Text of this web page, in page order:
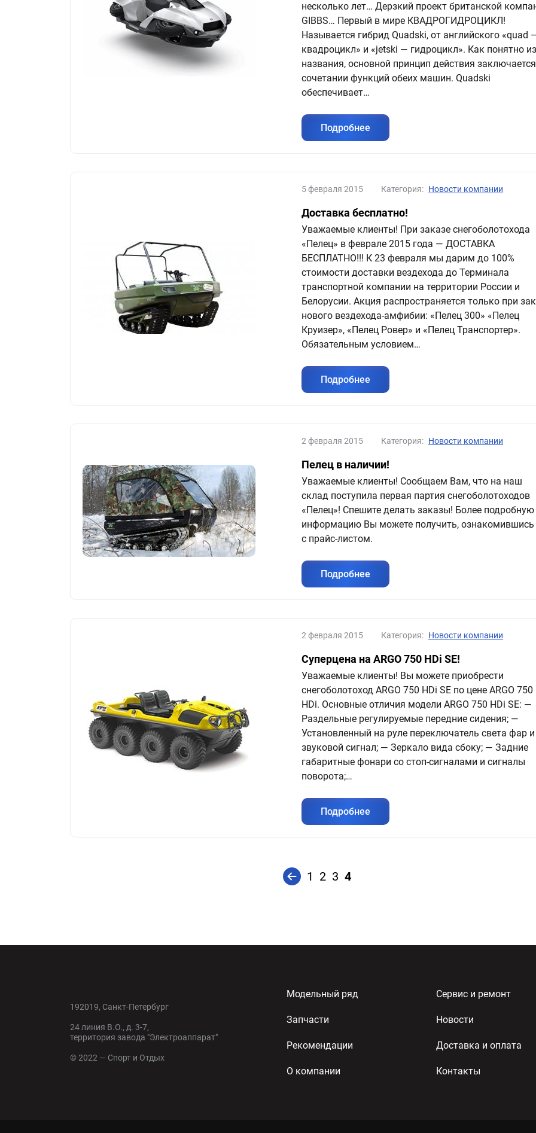
несколько лет… Дерзкий проект британской
GIBBS… Первый в мире КВАДРОГИДРОЦИКЛ!
Называется гибрид Quadski, от английского «quad
квадроцикл» и «jetski — гидроцикл». Как понятно из
названия, основной принцип действия
сочетании функций обеих машин. Quadski
обеспечивает…
Подробнее
5 февраля 2015 Категория: Новости компании
Доставка бесплатно!
Уважаемые клиенты! При заказе снегоболотохода
«Пелец» в феврале 2015 года — ДОСТАВКА
БЕСПЛАТНО!!! К 23 февраля мы дарим до 100%
стоимости доставки вездехода до Терминала
транспортной компании на территории России и
Белорусии. Акция распространяется только при
нового вездехода-амфибии: «Пелец 300» «Пелец
Круизер», «Пелец Ровер» и «Пелец Транспортер».
Обязательным условием…
Подробнее
2 февраля 2015 Категория: Новости компании
Пелец в наличии!
Уважаемые клиенты! Сообщаем Вам, что на наш
склад поступила первая партия снегоболотоходов
«Пелец»! Спешите делать заказы! Более подробную
информацию Вы можете получить, ознакомившись
с прайс-листом.
Подробнее
2 февраля 2015 Категория: Новости компании
Суперцена на ARGO 750 HDi SE!
Уважаемые клиенты! Вы можете приобрести
снегоболотоход ARGO 750 HDi SE по цене ARGO 750
HDi. Основные отличия модели ARGO 750 HDi SE: —
Раздельные регулируемые передние сидения; —
Установленный на руле переключатель света фар и
звуковой сигнал; — Зеркало вида сбоку; — Задние
габаритные фонари со стоп-сигналами и сигналы
поворота;…
Подробнее
1 2 3 4
Модельный ряд Сервис и ремонт
Запчасти Новости
Рекомендации Доставка и оплата
О компании Контакты
192019, Санкт-Петербург
24 линия В.О., д. 3-7,
территория завода "Электроаппарат"
© 2022 — Спорт и Отдых